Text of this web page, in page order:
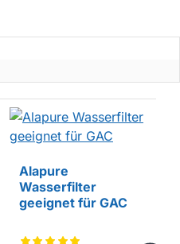
EIGENMARKE
Alapure
Wasserfilter
geeignet für GAC